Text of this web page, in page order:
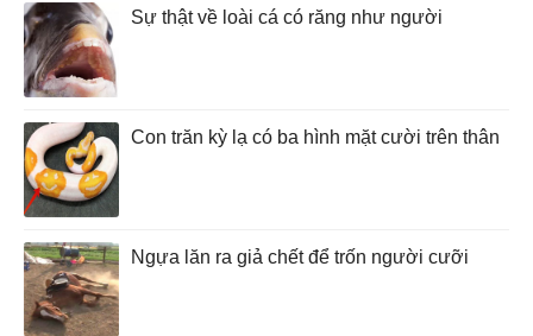
Sự thật về loài cá có răng như người
Con trăn kỳ lạ có ba hình mặt cười trên thân
Ngựa lăn ra giả chết để trốn người cưỡi